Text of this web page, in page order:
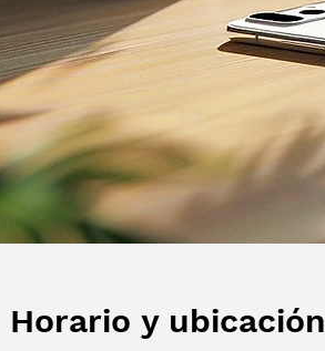
Horario y ubicación